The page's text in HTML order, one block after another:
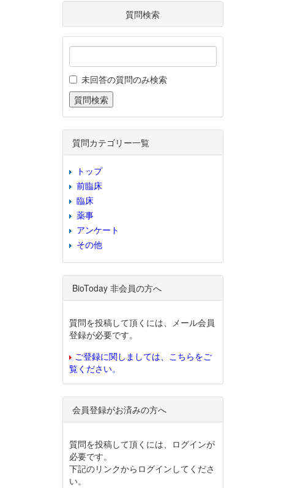
質問検索
未回答の質問のみ検索
質問カテゴリー一覧
トップ
前臨床
臨床
薬事
アンケート
その他
BioToday 非会員の方へ
質問を投稿して頂くには、メール会員
登録が必要です。
ご登録に関しましては、こちらをご
覧ください。
会員登録がお済みの方へ
質問を投稿して頂くには、ログインが
必要です。
下記のリンクからログインしてくださ
い。